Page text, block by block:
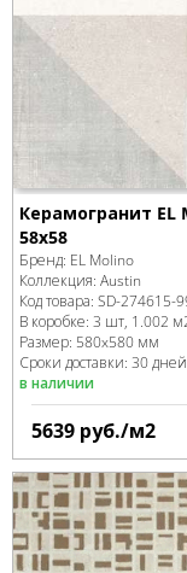
Керамогранит EL
58x58
Бренд: EL Molino
Коллекция: Austin
Код товара: SD-274615-
В коробке: 3 шт, 1.002 м
Размер: 580x580 мм
Сроки доставки: 30 дней
в наличии
5639 руб./м2